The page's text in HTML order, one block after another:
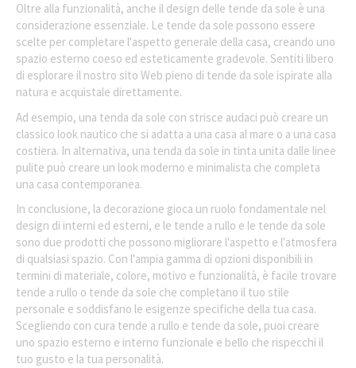
Oltre alla funzionalità, anche il design delle tende da sole è una
considerazione essenziale. Le tende da sole possono essere
scelte per completare l'aspetto generale della casa, creando uno
spazio esterno coeso ed esteticamente gradevole. Sentiti libero
di esplorare il nostro sito Web pieno di tende da sole ispirate alla
natura e acquistale direttamente.
Ad esempio, una tenda da sole con strisce audaci può creare un
classico look nautico che si adatta a una casa al mare o a una casa
costiera. In alternativa, una tenda da sole in tinta unita dalle linee
pulite può creare un look moderno e minimalista che completa
una casa contemporanea.
In conclusione, la decorazione gioca un ruolo fondamentale nel
design di interni ed esterni, e le tende a rullo e le tende da sole
sono due prodotti che possono migliorare l'aspetto e l'atmosfera
di qualsiasi spazio. Con l'ampia gamma di opzioni disponibili in
termini di materiale, colore, motivo e funzionalità, è facile trovare
tende a rullo o tende da sole che completano il tuo stile
personale e soddisfano le esigenze specifiche della tua casa.
Scegliendo con cura tende a rullo e tende da sole, puoi creare
uno spazio esterno e interno funzionale e bello che rispecchi il
tuo gusto e la tua personalità.